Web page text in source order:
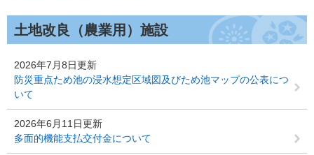
土地改良（農業用）施設
2026年7月8日更新
防災重点ため池の浸水想定区域図及びため池マップの公表につ
いて
2026年6月11日更新
多面的機能支払交付金について